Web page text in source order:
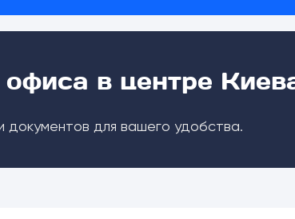
в центре
документов для вашего удобства.